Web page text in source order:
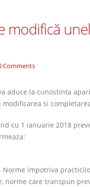
modifică
Comments
aduce la cunostinta
modificarea si
cu 1 ianuarie 2018
impotriva
care transpun